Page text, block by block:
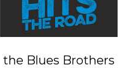
the Blues Brothers